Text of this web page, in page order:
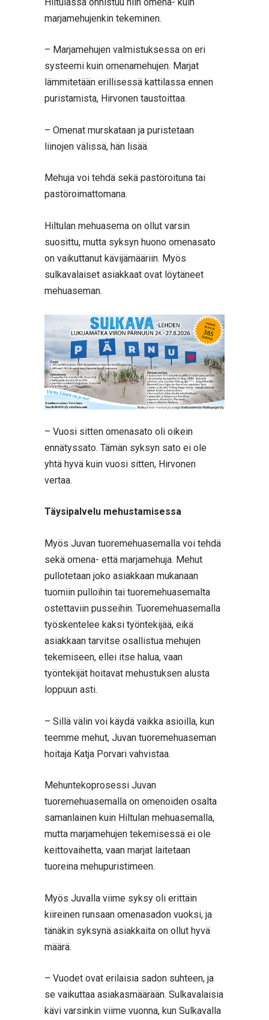
marjamehujenkin tekeminen.
– Marjamehujen valmistuksessa on eri
systeemi kuin omenamehujen. Marjat
lämmitetään erillisessä kattilassa ennen
puristamista, Hirvonen taustoittaa.
– Omenat murskataan ja puristetaan
liinojen välissä, hän lisää.
Mehuja voi tehdä sekä pastöroituna tai
pastöroimattomana.
Hiltulan mehuasema on ollut varsin
suosittu, mutta syksyn huono omenasato
on vaikuttanut kävijämääriin. Myös
sulkavalaiset asiakkaat ovat löytäneet
mehuaseman.
– Vuosi sitten omenasato oli oikein
ennätyssato. Tämän syksyn sato ei ole
yhtä hyvä kuin vuosi sitten, Hirvonen
vertaa.
Täysipalvelu mehustamisessa
Myös Juvan tuoremehuasemalla voi tehdä
sekä omena- että marjamehuja. Mehut
pullotetaan joko asiakkaan mukanaan
tuomiin pulloihin tai tuoremehuasemalta
ostettaviin pusseihin. Tuoremehuasemalla
työskentelee kaksi työntekijää, eikä
asiakkaan tarvitse osallistua mehujen
tekemiseen, ellei itse halua, vaan
työntekijät hoitavat mehustuksen alusta
loppuun asti.
– Sillä välin voi käydä vaikka asioilla, kun
teemme mehut, Juvan tuoremehuaseman
hoitaja Katja Porvari vahvistaa.
Mehuntekoprosessi Juvan
tuoremehuasemalla on omenoiden osalta
samanlainen kuin Hiltulan mehuasemalla,
mutta marjamehujen tekemisessä ei ole
keittovaihetta, vaan marjat laitetaan
tuoreina mehupuristimeen.
Myös Juvalla viime syksy oli erittäin
kiireinen runsaan omenasadon vuoksi, ja
tänäkin syksynä asiakkaita on ollut hyvä
määrä.
– Vuodet ovat erilaisia sadon suhteen, ja
se vaikuttaa asiakasmäärään. Sulkavalaisia
kävi varsinkin viime vuonna, kun Sulkavalla